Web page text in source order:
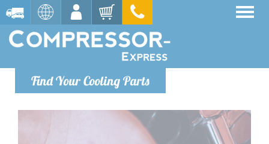
Find Your Cooling Parts